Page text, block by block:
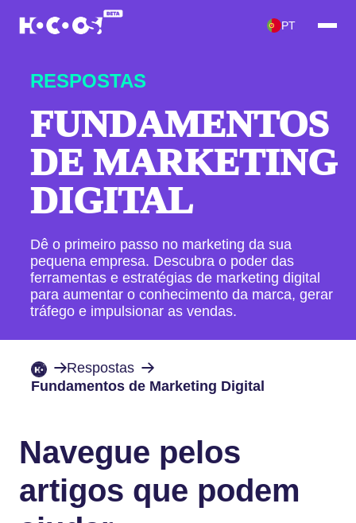
PT
RESPOSTAS
FUNDAMENTOS
DE MARKETING
DIGITAL
Dê o primeiro passo no marketing da sua
pequena empresa. Descubra o poder das
ferramentas e estratégias de marketing digital
para aumentar o conhecimento da marca, gerar
tráfego e impulsionar as vendas.
Respostas
Fundamentos de Marketing Digital
Navegue pelos
artigos que podem